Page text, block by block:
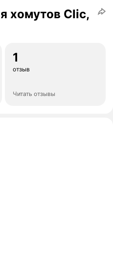
хомутов Clic,
1
отзыв
Читать отзывы